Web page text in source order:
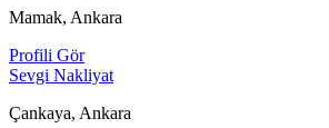
Mamak, Ankara
Profili Gör
Sevgi Nakliyat
Çankaya, Ankara